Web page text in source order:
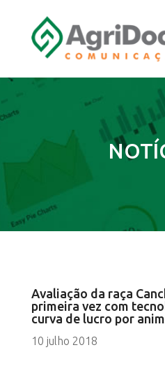
Avaliação da raça
primeira vez com
curva de lucro por
10 julho 2018